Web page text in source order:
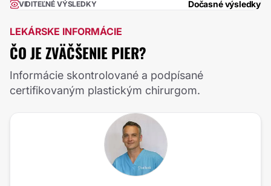
VIDITEĽNÉ VÝSLEDKY Dočasné výsledky
LEKÁRSKE INFORMÁCIE
ČO JE ZVÄČŠENIE PIER?
Informácie skontrolované a podpísané
certifikovaným plastickým chirurgom.